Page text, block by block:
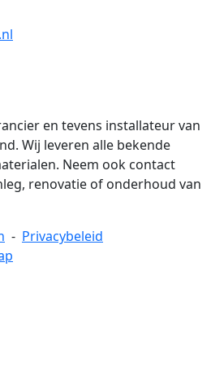
en tevens installateur van
Wij leveren alle bekende
Neem ook contact
renovatie of onderhoud van
- Privacybeleid